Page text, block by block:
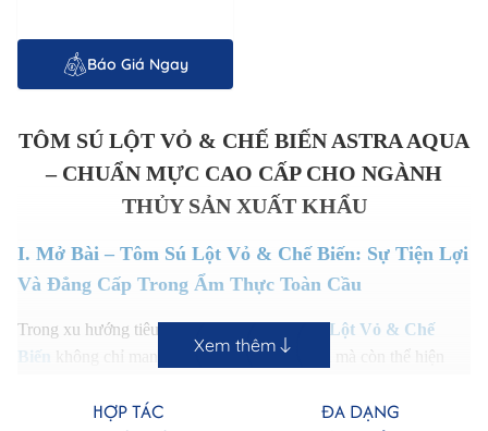
Báo Giá Ngay
TÔM SÚ LỘT VỎ & CHẾ BIẾN ASTRA AQUA
– CHUẨN MỰC CAO CẤP CHO NGÀNH
THỦY SẢN XUẤT KHẨU
I. Mở Bài – Tôm Sú Lột Vỏ & Chế Biến: Sự Tiện Lợi
Và Đẳng Cấp Trong Ẩm Thực Toàn Cầu
Trong xu hướng tiêu dùng hiện đại,
Tôm Sú Lột Vỏ & Chế
Biến
không chỉ mang đến sự tiện lợi vượt trội mà còn thể hiện
thịt săn chắc, màu sắc đẹp và giàu giá trị dinh dưỡng, Tôm Sú Lột
Xem thêm
HỢP TÁC
ĐA DẠNG